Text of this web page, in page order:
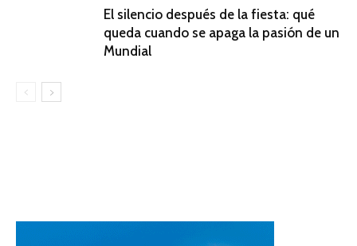
El silencio después de la fiesta: qué
queda cuando se apaga la pasión de un
Mundial